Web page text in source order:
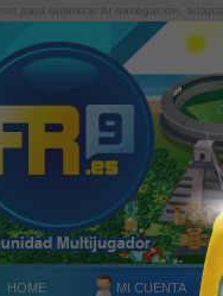
para optimizar tu navegación,
HOME MI CUENTA